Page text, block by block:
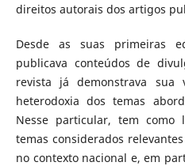
direitos autorais dos artigos
Desde as suas primeiras
publicava conteúdos de
revista já demonstrava sua
heterodoxia dos temas
Nesse particular, tem
temas considerados
no contexto nacional e, em